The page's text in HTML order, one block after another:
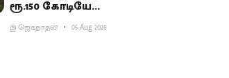
ரூ.150 கோடியே
ஒதுக்கியதால் விவசாயிகள்
ஏமாற்றம்
இ.ஜெகநாதன் 05 Aug 2026